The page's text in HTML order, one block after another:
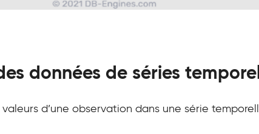
données de séries
d’une observation dans une série